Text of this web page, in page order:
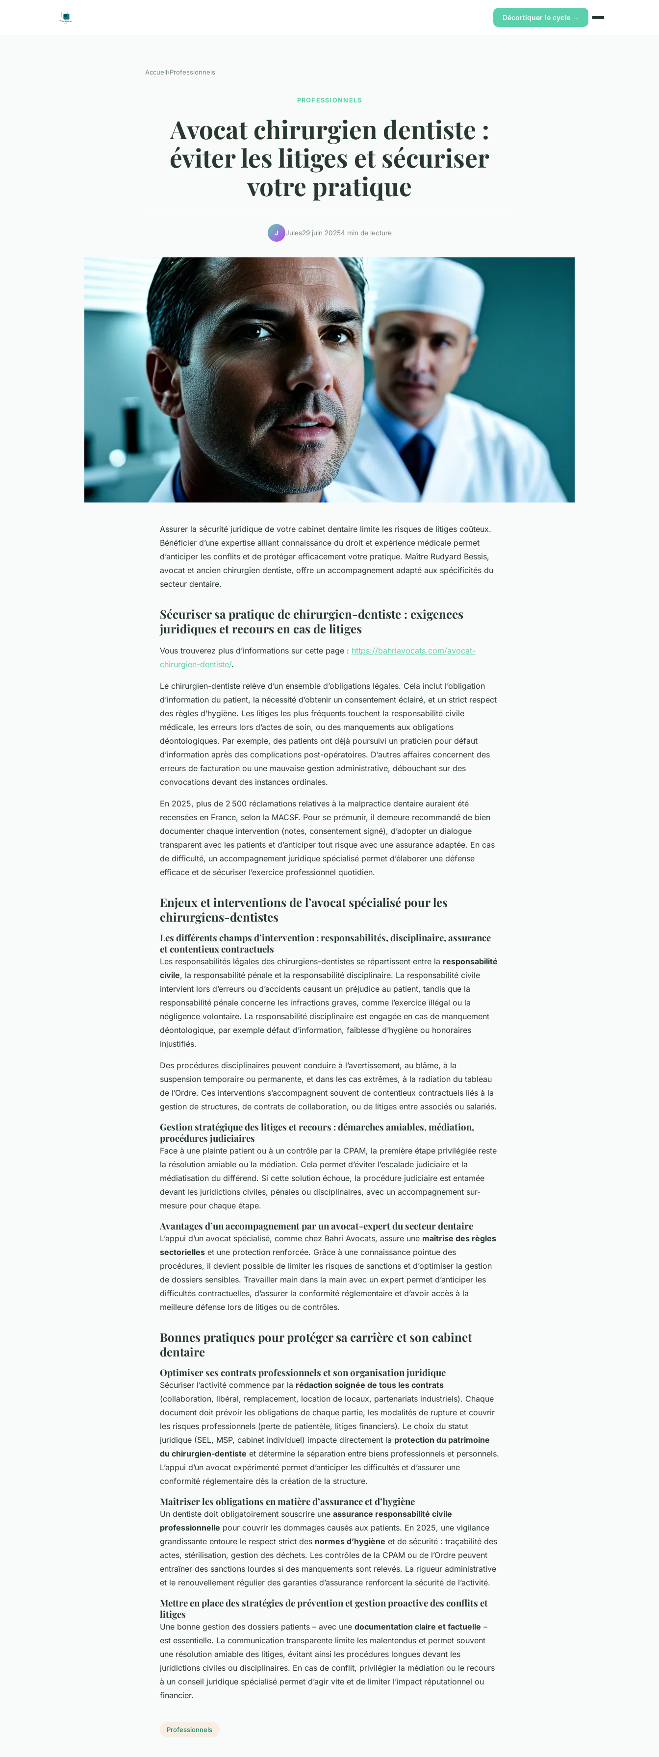
Décortiquer le cycle →
Accueil›Professionnels
PROFESSIONNELS
Avocat chirurgien dentiste :
éviter les litiges et sécuriser
votre pratique
J Jules29 juin 20254 min de lecture
Assurer la sécurité juridique de votre cabinet dentaire limite les risques de litiges coûteux.
Bénéficier d’une expertise alliant connaissance du droit et expérience médicale permet
d’anticiper les conflits et de protéger efficacement votre pratique. Maître Rudyard Bessis,
avocat et ancien chirurgien dentiste, offre un accompagnement adapté aux spécificités du
secteur dentaire.
Sécuriser sa pratique de chirurgien-dentiste : exigences
juridiques et recours en cas de litiges
Vous trouverez plus d’informations sur cette page : https://bahriavocats.com/avocat-
chirurgien-dentiste/.
Le chirurgien-dentiste relève d’un ensemble d’obligations légales. Cela inclut l’obligation
d’information du patient, la nécessité d’obtenir un consentement éclairé, et un strict respect
des règles d’hygiène. Les litiges les plus fréquents touchent la responsabilité civile
médicale, les erreurs lors d’actes de soin, ou des manquements aux obligations
déontologiques. Par exemple, des patients ont déjà poursuivi un praticien pour défaut
d’information après des complications post-opératoires. D’autres affaires concernent des
erreurs de facturation ou une mauvaise gestion administrative, débouchant sur des
convocations devant des instances ordinales.
En 2025, plus de 2 500 réclamations relatives à la malpractice dentaire auraient été
recensées en France, selon la MACSF. Pour se prémunir, il demeure recommandé de bien
documenter chaque intervention (notes, consentement signé), d’adopter un dialogue
transparent avec les patients et d’anticiper tout risque avec une assurance adaptée. En cas
de difficulté, un accompagnement juridique spécialisé permet d’élaborer une défense
efficace et de sécuriser l’exercice professionnel quotidien.
Enjeux et interventions de l’avocat spécialisé pour les
chirurgiens-dentistes
Les différents champs d’intervention : responsabilités, disciplinaire, assurance
et contentieux contractuels
Les responsabilités légales des chirurgiens-dentistes se répartissent entre la responsabilité
civile, la responsabilité pénale et la responsabilité disciplinaire. La responsabilité civile
intervient lors d’erreurs ou d’accidents causant un préjudice au patient, tandis que la
responsabilité pénale concerne les infractions graves, comme l’exercice illégal ou la
négligence volontaire. La responsabilité disciplinaire est engagée en cas de manquement
déontologique, par exemple défaut d’information, faiblesse d’hygiène ou honoraires
injustifiés.
Des procédures disciplinaires peuvent conduire à l’avertissement, au blâme, à la
suspension temporaire ou permanente, et dans les cas extrêmes, à la radiation du tableau
de l’Ordre. Ces interventions s’accompagnent souvent de contentieux contractuels liés à la
gestion de structures, de contrats de collaboration, ou de litiges entre associés ou salariés.
Gestion stratégique des litiges et recours : démarches amiables, médiation,
procédures judiciaires
Face à une plainte patient ou à un contrôle par la CPAM, la première étape privilégiée reste
la résolution amiable ou la médiation. Cela permet d’éviter l’escalade judiciaire et la
médiatisation du différend. Si cette solution échoue, la procédure judiciaire est entamée
devant les juridictions civiles, pénales ou disciplinaires, avec un accompagnement sur-
mesure pour chaque étape.
Avantages d’un accompagnement par un avocat-expert du secteur dentaire
L’appui d’un avocat spécialisé, comme chez Bahri Avocats, assure une maîtrise des règles
sectorielles et une protection renforcée. Grâce à une connaissance pointue des
procédures, il devient possible de limiter les risques de sanctions et d’optimiser la gestion
de dossiers sensibles. Travailler main dans la main avec un expert permet d’anticiper les
difficultés contractuelles, d’assurer la conformité réglementaire et d’avoir accès à la
meilleure défense lors de litiges ou de contrôles.
Bonnes pratiques pour protéger sa carrière et son cabinet
dentaire
Optimiser ses contrats professionnels et son organisation juridique
Sécuriser l’activité commence par la rédaction soignée de tous les contrats
(collaboration, libéral, remplacement, location de locaux, partenariats industriels). Chaque
document doit prévoir les obligations de chaque partie, les modalités de rupture et couvrir
les risques professionnels (perte de patientèle, litiges financiers). Le choix du statut
juridique (SEL, MSP, cabinet individuel) impacte directement la protection du patrimoine
du chirurgien-dentiste et détermine la séparation entre biens professionnels et personnels.
L’appui d’un avocat expérimenté permet d’anticiper les difficultés et d’assurer une
conformité réglementaire dès la création de la structure.
Maîtriser les obligations en matière d’assurance et d’hygiène
Un dentiste doit obligatoirement souscrire une assurance responsabilité civile
professionnelle pour couvrir les dommages causés aux patients. En 2025, une vigilance
grandissante entoure le respect strict des normes d’hygiène et de sécurité : traçabilité des
actes, stérilisation, gestion des déchets. Les contrôles de la CPAM ou de l’Ordre peuvent
entraîner des sanctions lourdes si des manquements sont relevés. La rigueur administrative
et le renouvellement régulier des garanties d’assurance renforcent la sécurité de l’activité.
Mettre en place des stratégies de prévention et gestion proactive des conflits et
litiges
Une bonne gestion des dossiers patients – avec une documentation claire et factuelle –
est essentielle. La communication transparente limite les malentendus et permet souvent
une résolution amiable des litiges, évitant ainsi les procédures longues devant les
juridictions civiles ou disciplinaires. En cas de conflit, privilégier la médiation ou le recours
à un conseil juridique spécialisé permet d’agir vite et de limiter l’impact réputationnel ou
financier.
Professionnels